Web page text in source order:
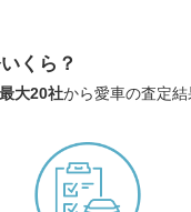
くら？
最大20社から愛車の査定